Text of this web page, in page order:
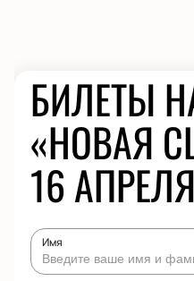
БИЛЕТЫ
«НОВАЯ
16
Имя